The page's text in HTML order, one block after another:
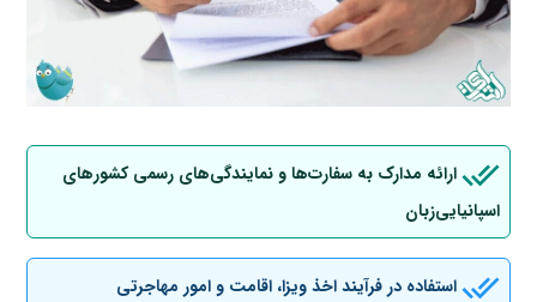
ارائه مدارک به سفارت‌ها و نمایندگی‌های رسمی کشورهای
اسپانیایی‌زبان
استفاده در فرآیند اخذ ویزا، اقامت و امور مهاجرتی